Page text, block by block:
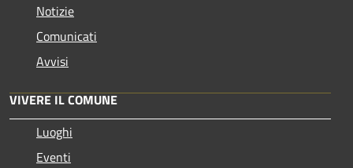
Notizie
Comunicati
Avvisi
VIVERE IL COMUNE
Luoghi
Eventi